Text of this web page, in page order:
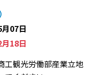
07日
18日
工観光労働部産業立地